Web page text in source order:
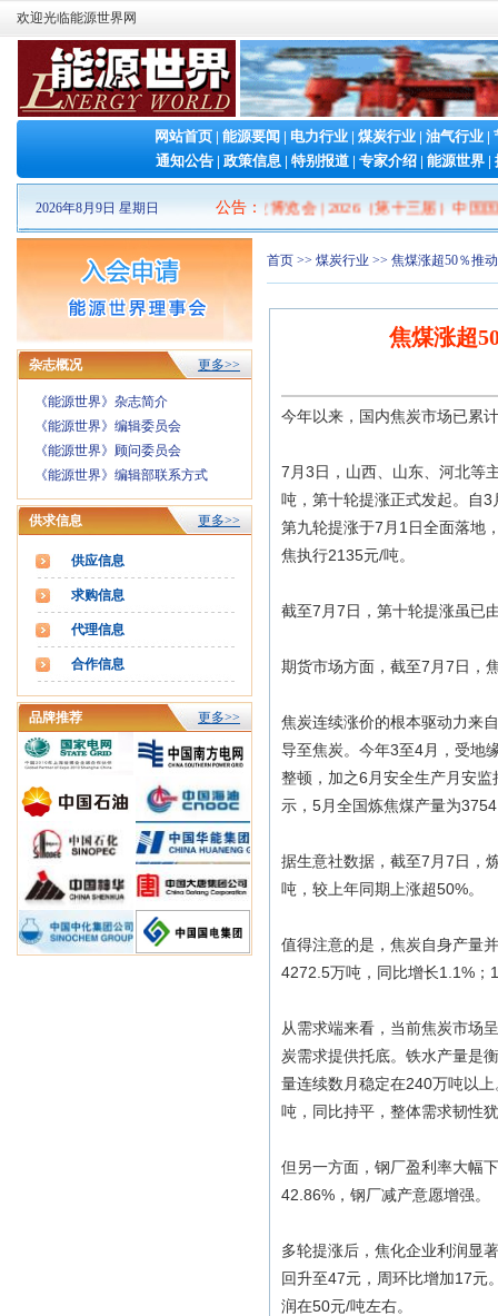
欢迎光临能源世界网
网站首页 | 能源要闻 | 电力行业 | 煤炭行业 | 油气行业 |
通知公告 | 政策信息 | 特别报道 | 专家介绍 | 能源世界 |
2026年8月9日 星期日 公告 ：
2026山东清洁能源 产业博览会|2026（第十三届）中国国际
杂志概况 更多>>
《能源世界》杂志简介
《能源世界》编辑委员会
《能源世界》顾问委员会
《能源世界》编辑部联系方式
供求信息 更多>>
供应信息
求购信息
代理信息
合作信息
品牌推荐 更多>>
首页 >> 煤炭行业 >> 焦煤涨超50％推
焦煤涨超
今年以来，国内焦炭市场已累
7月3日，山西、山东、河北等
吨，第十轮提涨正式发起。自
第九轮提涨于7月1日全面落地
焦执行2135元/吨。
截至7月7日，第十轮提涨虽已
期货市场方面，截至7月7日，
焦炭连续涨价的根本驱动力来
导至焦炭。今年3至4月，受地
整顿，加之6月安全生产月安
示，5月全国炼焦煤产量为
据生意社数据，截至7月7日，
吨，较上年同期上涨超50%。
值得注意的是，焦炭自身产量
4272.5万吨，同比增长1.1%；
从需求端来看，当前焦炭市场
炭需求提供托底。铁水产量是
量连续数月稳定在240万吨以
吨，同比持平，整体需求韧性
但另一方面，钢厂盈利率大幅
42.86%，钢厂减产意愿增强。
多轮提涨后，焦化企业利润显
回升至47元，周环比增加17元
润在50元/吨左右。